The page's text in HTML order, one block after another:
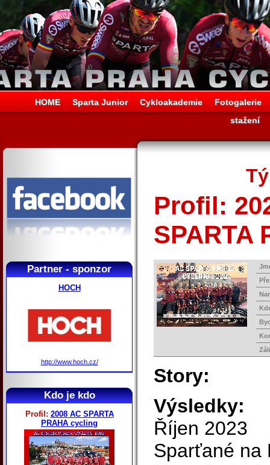
HOME Sparta Junior Cykloakademie
Fotogalerie
stažení
Partner - sponzor
HOCH
http://www.hoch.cz/
Kdo je kdo
Profil: 2008 AC SPARTA
PRAHA cycling
Profil:
SPARTA
Story:
Výsledky:
Říjen 2023
Sparťané na